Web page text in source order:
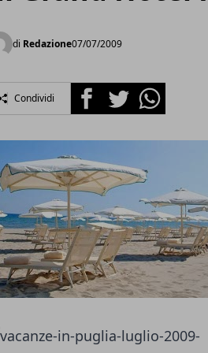
di Redazione07/07/2009
Condividi FacebookTwitterWhatsapp